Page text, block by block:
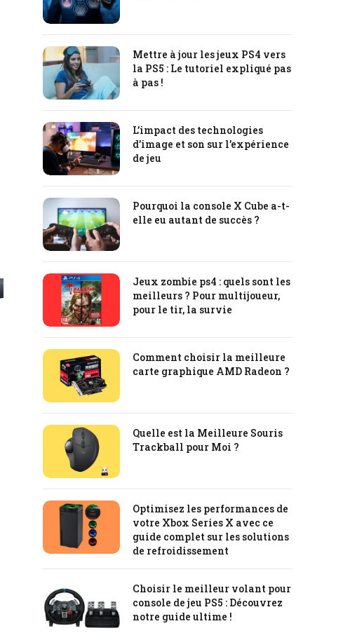
Mettre à jour les jeux PS4 vers
la PS5 : Le tutoriel expliqué pas
à pas !
L’impact des technologies
d’image et son sur l’expérience
de jeu
Pourquoi la console X Cube a-t-
elle eu autant de succès ?
Jeux zombie ps4 : quels sont les
meilleurs ? Pour multijoueur,
pour le tir, la survie
Comment choisir la meilleure
carte graphique AMD Radeon ?
Quelle est la Meilleure Souris
Trackball pour Moi ?
Optimisez les performances de
votre Xbox Series X avec ce
guide complet sur les solutions
de refroidissement
Choisir le meilleur volant pour
console de jeu PS5 : Découvrez
notre guide ultime !